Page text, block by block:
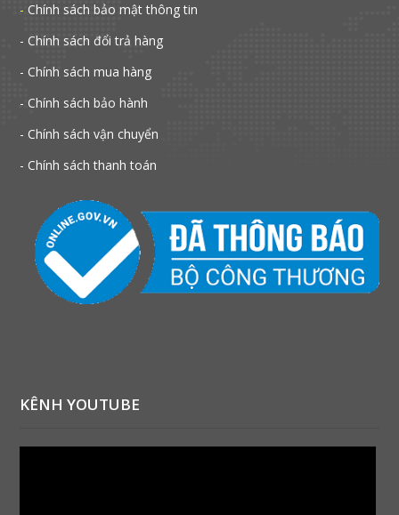
- Chính sách bảo mật thông tin
- Chính sách đổi trả hàng
- Chính sách mua hàng
- Chính sách bảo hành
- Chính sách vận chuyển
- Chính sách thanh toán
KÊNH YOUTUBE